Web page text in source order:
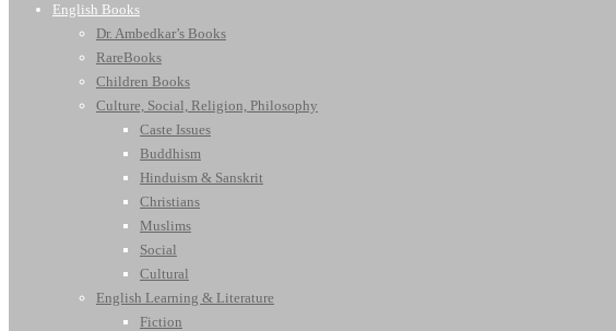
English Books
Dr. Ambedkar’s Books
RareBooks
Children Books
Culture, Social, Religion, Philosophy
Caste Issues
Buddhism
Hinduism & Sanskrit
Christians
Muslims
Social
Cultural
English Learning & Literature
Fiction